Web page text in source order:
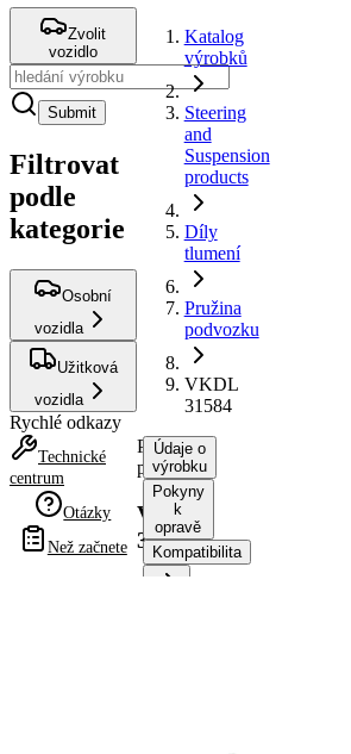
Zvolit
vozidlo
Submit
Filtrovat
podle
kategorie
Osobní
vozidla
Užitková
vozidla
Rychlé odkazy
Technické
centrum
Otázky
Než začnete
Katalog
výrobků
Steering
and
Suspension
products
Díly
tlumení
Pružina
podvozku
VKDL
31584
Pružina
podvozku
VKDL
31584
Údaje o
výrobku
Pokyny
k
opravě
Kompatibilita